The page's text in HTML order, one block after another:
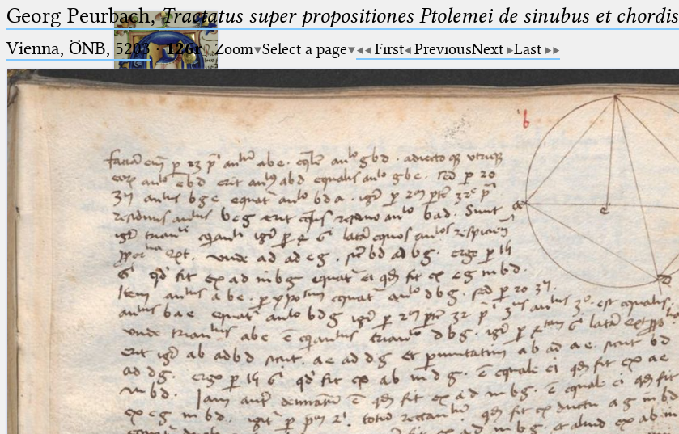
Ptolemaeus
Arabus et Latinus
(the underscore) is the placeholder
for exactly one character.
(the percent sign) is the
placeholder for no, one or more
than one character.
(two percent signs) is the
placeholder for no, one or more
than one character, but not for
blank space (so that a search ends
at word boundaries).
🔎︎
Start
Project
Team
News
Jobs
Publications
Conference
Georg Peurbach,Tractatus super propositiones Ptolemei de sinubus et chordis
Vienna, ÖNB, 5203·126r Zoom Select a page First PreviousNext Last